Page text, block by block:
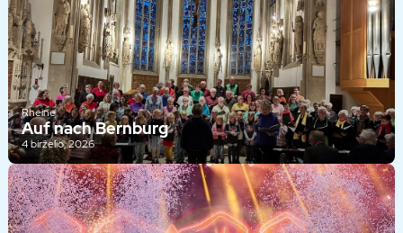
Rheine
Auf nach Bernburg
4 birželio, 2026